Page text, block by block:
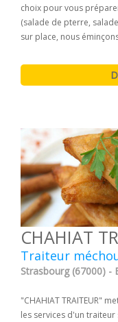
choix pour vous
(salade de pterre,
sur place, nous
CHAHIAT
Traiteur
Strasbourg (67000) -
"CHAHIAT TRAITEUR"
les services d'un